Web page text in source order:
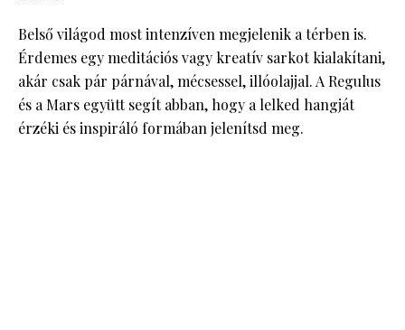
Belső világod most intenzíven megjelenik a térben is.
Érdemes egy meditációs vagy kreatív sarkot kialakítani,
akár csak pár párnával, mécsessel, illóolajjal. A Regulus
és a Mars együtt segít abban, hogy a lelked hangját
érzéki és inspiráló formában jelenítsd meg.